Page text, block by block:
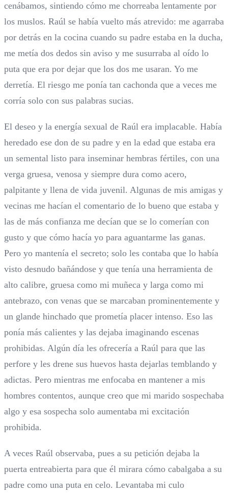
cenábamos, sintiendo cómo me chorreaba lentamente por
los muslos. Raúl se había vuelto más atrevido: me agarraba
por detrás en la cocina cuando su padre estaba en la ducha,
me metía dos dedos sin aviso y me susurraba al oído lo
puta que era por dejar que los dos me usaran. Yo me
derretía. El riesgo me ponía tan cachonda que a veces me
corría solo con sus palabras sucias.
El deseo y la energía sexual de Raúl era implacable. Había
heredado ese don de su padre y en la edad que estaba era
un semental listo para inseminar hembras fértiles, con una
verga gruesa, venosa y siempre dura como acero,
palpitante y llena de vida juvenil. Algunas de mis amigas y
vecinas me hacían el comentario de lo bueno que estaba y
las de más confianza me decían que se lo comerían con
gusto y que cómo hacía yo para aguantarme las ganas.
Pero yo mantenía el secreto; solo les contaba que lo había
visto desnudo bañándose y que tenía una herramienta de
alto calibre, gruesa como mi muñeca y larga como mi
antebrazo, con venas que se marcaban prominentemente y
un glande hinchado que prometía placer intenso. Eso las
ponía más calientes y las dejaba imaginando escenas
prohibidas. Algún día les ofrecería a Raúl para que las
perfore y les drene sus huevos hasta dejarlas temblando y
adictas. Pero mientras me enfocaba en mantener a mis
hombres contentos, aunque creo que mi marido sospechaba
algo y esa sospecha solo aumentaba mi excitación
prohibida.
A veces Raúl observaba, pues a su petición dejaba la
puerta entreabierta para que él mirara cómo cabalgaba a su
padre como una puta en celo. Levantaba mi culo